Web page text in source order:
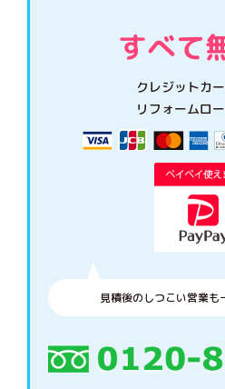
クレジットカ
リフォームロ
見積後のしつこい営業も